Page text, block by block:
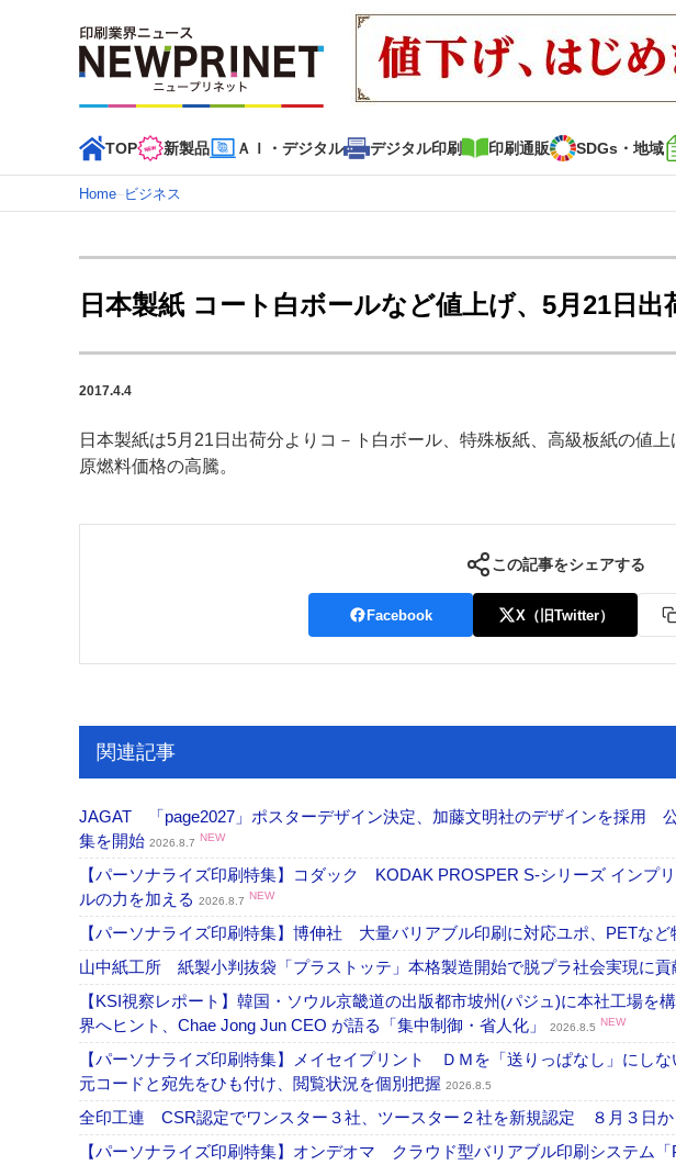
TOP 新製品 ＡＩ・デジタル デジタル印刷 印刷通販 SDGs・地域
インデックス
TOP 新着記事 特集記事 動画コンテンツ インタビュー コ
カテゴリー一覧
新商品 新製品 ＡＩ・デジタル デジタル印刷 印刷通販 SDGs・地域 ポ
特集記事カテゴリー一覧
2022 見える化・MIS特集 特集・デジタル印刷 アイデアで勝負！ ～多様なビジネ
特集・デジタル印刷 ～ 新成長軌道を描く
会社案内 購読・購入申し込み サイトポリシー お問い合わせ
Home–ビジネス
日本製紙 コート白ボールなど値上げ、5月21日出
2017.4.4
日本製紙は5月21日出荷分よりコ－ト白ボール、特殊板紙、高級板紙の値
原燃料価格の高騰。
この記事をシェアする
Facebook X（旧Twitter）
関連記事
JAGAT 「page2027」ポスターデザイン決定、加藤文明社のデザインを採用
集を開始 2026.8.7 NEW
【パーソナライズ印刷特集】コダック KODAK PROSPER S-シリーズ インプ
ルの力を加える 2026.8.7 NEW
【パーソナライズ印刷特集】博伸社 大量バリアブル印刷に対応ユポ、PETな
山中紙工所 紙製小判抜袋「プラストッテ」本格製造開始で脱プラ社会実現に
【KSI視察レポート】韓国・ソウル京畿道の出版都市坡州(パジュ)に本社工場
界へヒント、Chae Jong Jun CEO が語る「集中制御・省人化」
2026.8.5 NEW
【パーソナライズ印刷特集】メイセイプリント ＤＭを「送りっぱなし」にし
元コードと宛先をひも付け、閲覧状況を個別把握 2026.8.5
全印工連 CSR認定でワンスター３社、ツースター２社を新規認定 ８月３日か
【パーソナライズ印刷特集】オンデオマ クラウド型バリアブル印刷システム